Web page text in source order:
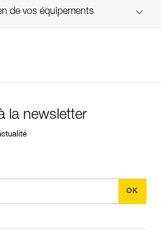
ABSORBICA-suivi-FR
de vos équipements
la newsletter